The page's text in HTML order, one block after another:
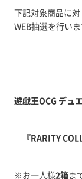
下記対象商品に対
WEB抽選を行いま
遊戯王OCG デュ
『RARITY
※お一人様2箱ま